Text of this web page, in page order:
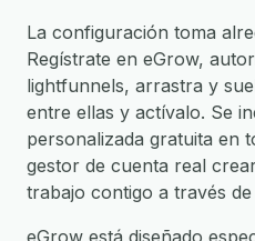
La configuración toma
Regístrate en eGrow,
lightfunnels, arrastra y
entre ellas y actívalo. Se
personalizada gratuita en
gestor de cuenta real
trabajo contigo a través
eGrow está diseñado